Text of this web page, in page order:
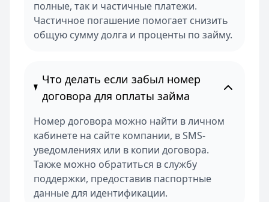
полные, так и частичные платежи.
Частичное погашение помогает снизить
общую сумму долга и проценты по займу.
Что делать если забыл номер
договора для оплаты займа
Номер договора можно найти в личном
кабинете на сайте компании, в SMS-
уведомлениях или в копии договора.
Также можно обратиться в службу
поддержки, предоставив паспортные
данные для идентификации.